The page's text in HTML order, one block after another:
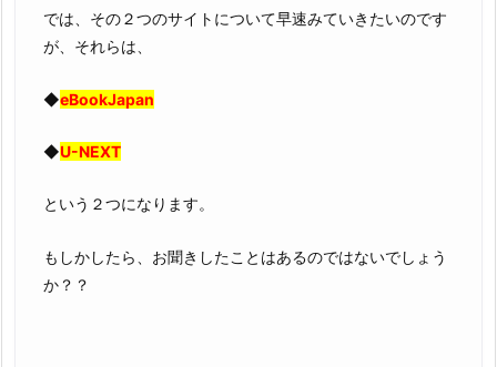
では、その２つのサイトについて早速みていきたいのです
が、それらは、
◆eBookJapan
◆U-NEXT
という２つになります。
もしかしたら、お聞きしたことはあるのではないでしょう
か？？